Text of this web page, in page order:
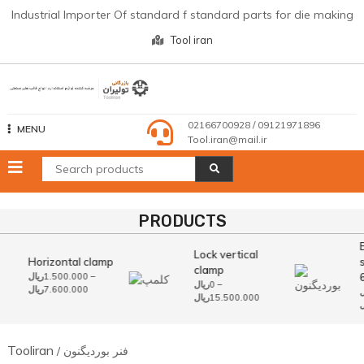
SkipIndustrial Importer Of standard f standard parts for die making
Tool iran
MENU
02166700928 / 09121971896
Tool.iran@mail.ir
PRODUCTS
Horizontal clamp
1.500.000ریال
–
7.600.000ریال
Price
Lock vertical
clamp
0ریال
–
15.500.000ریال
Price
Tooliran / فنر بوردیگنون